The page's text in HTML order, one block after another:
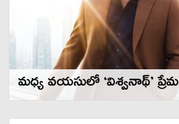
మధ్య వయసులో ‘విశ్వనాథ్’ ప్రేమ